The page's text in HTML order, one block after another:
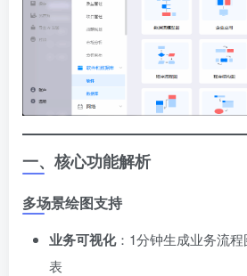
一、核心功能解析
多场景绘图支持
业务可视化：1分钟生成业务流
表